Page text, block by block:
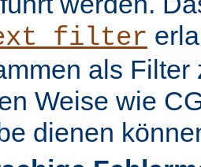
als Filter
Weise wie
dienen